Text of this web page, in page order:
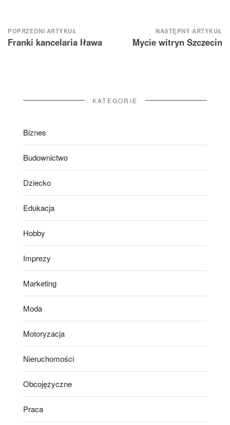
Nawigacja
wpisu
POPRZEDNI ARTYKUŁ
Franki kancelaria Iława
NASTĘPNY ARTYKUŁ
Mycie witryn Szczecin
KATEGORIE
Biznes
Budownictwo
Dziecko
Edukacja
Hobby
Imprezy
Marketing
Moda
Motoryzacja
Nieruchomości
Obcojęzyczne
Praca